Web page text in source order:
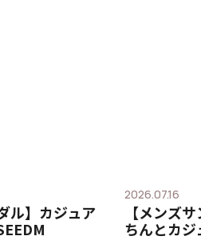
ル】カジュア
2026.07.16
【メンズ
ちんとカ